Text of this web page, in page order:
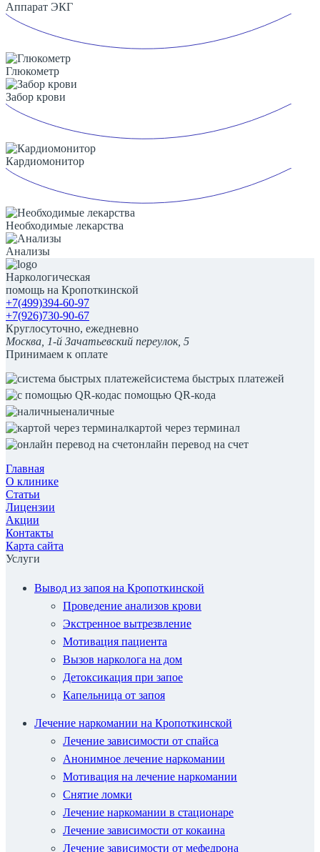
Аппарат ЭКГ
Глюкометр
Забор крови
Кардиомонитор
Необходимые лекарства
Анализы
Наркологическая
помощь на Кропоткинской
+7(499)394-60-97
+7(926)730-90-67
Круглосуточно, ежедневно
Москва, 1-й Зачатьевский переулок, 5
Принимаем к оплате
система быстрых платежей
с помощью QR-кода
наличные
картой через терминал
онлайн перевод на счет
Главная
О клинике
Статьи
Лицензии
Акции
Контакты
Карта сайта
Услуги
Вывод из запоя на Кропоткинской
Проведение анализов крови
Экстренное вытрезвление
Мотивация пациента
Вызов нарколога на дом
Детоксикация при запое
Капельница от запоя
Лечение наркомании на Кропоткинской
Лечение зависимости от спайса
Анонимное лечение наркомании
Мотивация на лечение наркомании
Снятие ломки
Лечение наркомании в стационаре
Лечение зависимости от кокаина
Лечение зависимости от мефедрона